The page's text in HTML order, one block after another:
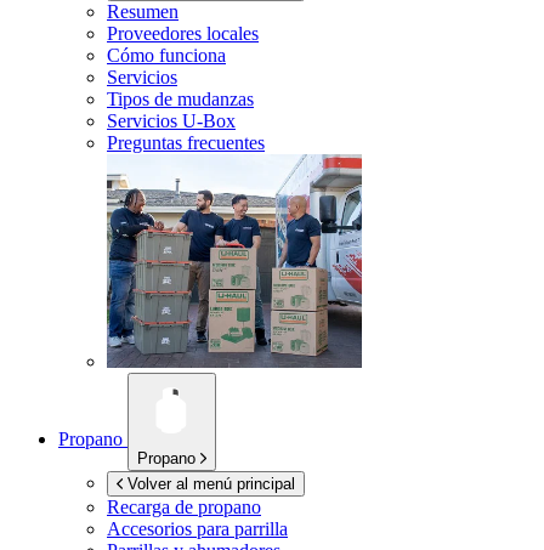
Resumen
Proveedores locales
Cómo funciona
Servicios
Tipos de mudanzas
Servicios U-Box
Preguntas frecuentes
Propano
Propano
Volver al menú principal
Recarga de propano
Accesorios para parrilla